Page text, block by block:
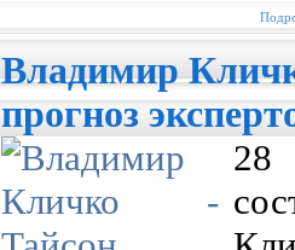
Владимир
прогноз
28